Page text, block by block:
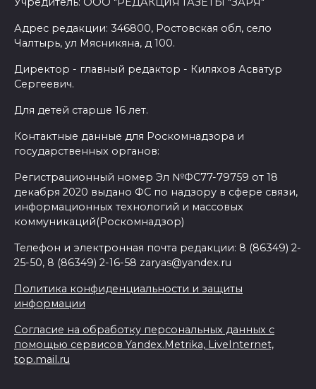
Адрес редакции: 346800, Ростовская обл, село
Чалтырь, ул Мясникяна, д 100.
Директор - главный редактор - Киляхов Асватур
Сергеевич.
Для детей старше 16 лет.
Контактные данные для Роскомнадзора и
государственных органов:
Регистрационный номер Эл №ФС77-79759 от 18
декабря 2020 выдано ФС по надзору в сфере связи,
информационных технологий и массовых
коммуникаций(Роскомнадзор)
Телефон и электронная почта редакции: 8 (86349) 2-
25-50, 8 (86349) 2-16-58 zaryas@yandex.ru
Политика конфиденциальности и защиты
информации
Согласие на обработку персональных данных с
помощью сервисов Yandex.Metrika, LiveInternet,
top.mail.ru